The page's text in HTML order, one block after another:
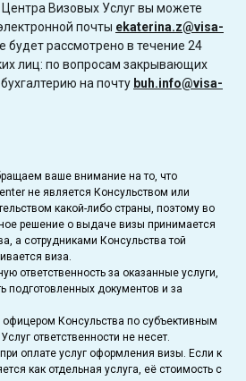
Визовых Услуг вы можете
почты ekaterina.z@visa-
рассмотрено в течение 24
лиц: по вопросам закрывающих
на почту buh.info@visa-
ваше внимание на то, что
не является Консульством или
какой-либо страны, поэтому во
решение о выдаче визы принимается
а сотрудниками Консульства той
виза.
ответственность за оказанные услуги,
подготовленных документов и за
Консульства по субъективным
ответственности не несет.
оплате услуг оформления визы. Если к
как отдельная услуга, её стоимость с